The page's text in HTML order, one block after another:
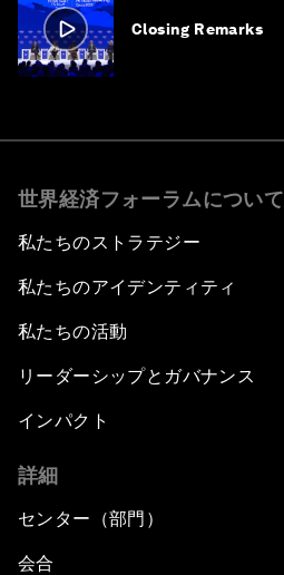
Closing Remarks
世界経済フォーラムについて
私たちのストラテジー
私たちのアイデンティティ
私たちの活動
リーダーシップとガバナンス
インパクト
詳細
センター（部門）
会合